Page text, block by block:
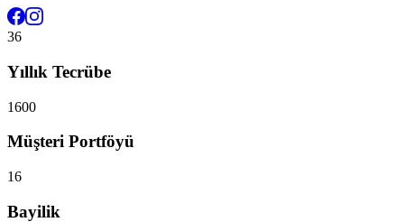
36
Yıllık Tecrübe
1600
Müşteri Portföyü
16
Bayilik